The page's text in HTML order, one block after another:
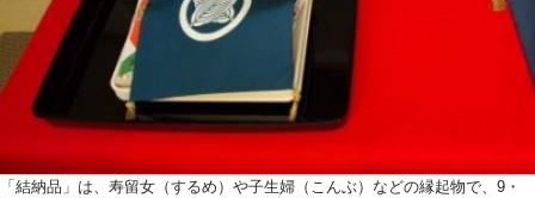
「結納品」は、寿留女（するめ）や子生婦（こんぶ）などの縁起物で、9・